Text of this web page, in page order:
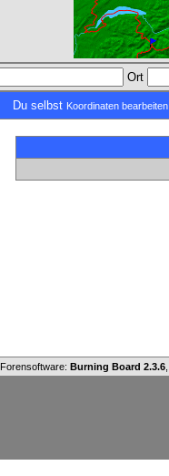
Ort
Du selbst Koordinaten bearbeiten
Forensoftware: Burning Board 2.3.6